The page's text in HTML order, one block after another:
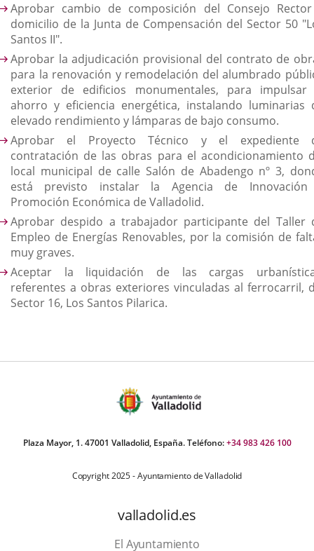
Aprobar cambio de composición del Consejo
domicilio de la Junta de Compensación del Sector 50
Santos II".
Aprobar la adjudicación provisional del contrato de
para la renovación y remodelación del alumbrado
exterior de edificios monumentales, para impulsar
ahorro y eficiencia energética, instalando luminarias
elevado rendimiento y lámparas de bajo consumo.
Aprobar el Proyecto Técnico y el expediente
contratación de las obras para el acondicionamiento
local municipal de calle Salón de Abadengo nº 3,
está previsto instalar la Agencia de
Promoción Económica de Valladolid.
Aprobar despido a trabajador participante del Taller
Empleo de Energías Renovables, por la comisión de
muy graves.
Aceptar la liquidación de las cargas
referentes a obras exteriores vinculadas al ferrocarril,
Sector 16, Los Santos Pilarica.
Plaza Mayor, 1. 47001 Valladolid, España. Teléfono:+34 983 426 100
Copyright 2025 - Ayuntamiento de Valladolid
valladolid.es
El Ayuntamiento